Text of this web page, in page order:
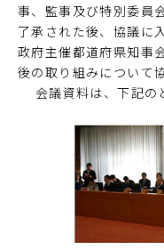
事、監事及び特別委員
了承された後、協議に
政府主催都道府県知事
後の取り組みについて
会議資料は、下記の